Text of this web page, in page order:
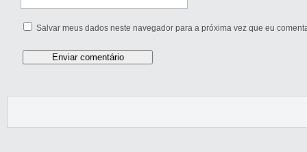
Salvar meus dados neste navegador para a próxima vez que eu